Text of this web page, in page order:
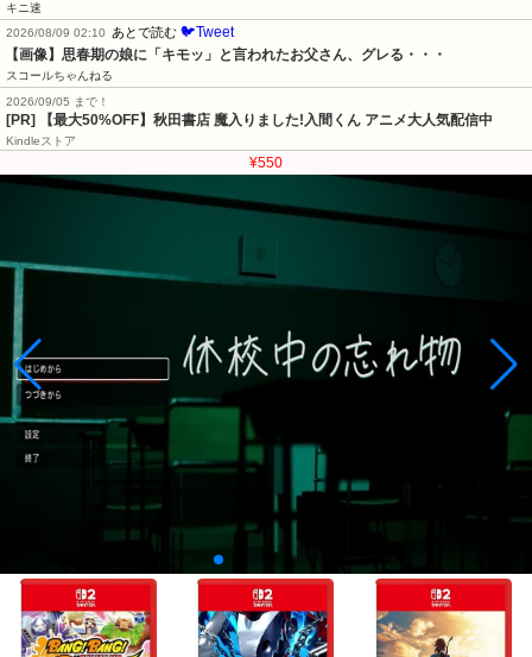
キニ速
2026/08/09 02:10
あとで読む 🐦Tweet
【画像】思春期の娘に「キモッ」と言われたお父さん、グレる・・・
スコールちゃんねる
2026/09/05 まで！
[PR] 【最大50%OFF】秋田書店 魔入りました!入間くん アニメ大人気配信中
Kindleストア
¥550